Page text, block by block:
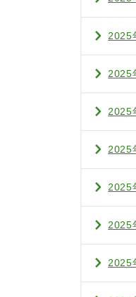
2025
2025
2025
2025
2025
2025
2025